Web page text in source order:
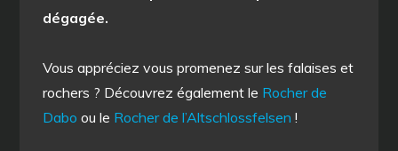
dégagée.
Vous appréciez vous promenez sur les falaises et
rochers ? Découvrez également le Rocher de
Dabo ou le Rocher de l’Altschlossfelsen !